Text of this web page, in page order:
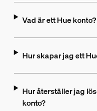
Vad är ett Hue konto?
Hur skapar jag ett
Hur återställer jag
konto?